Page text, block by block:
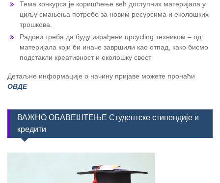
Тема конкурса је коришћење већ доступних материјала у
циљу смањења потребе за новим ресурсима и еколошких
трошкова.
Радови треба да буду израђени upcycling техником – од
материјала који би иначе завршили као отпад, како бисмо
подстакли креативност и еколошку свест
Детаљне информације о начину пријаве можете пронаћи
ОВДЕ
ВАЖНО ОБАВЕШТЕЊЕ Студентске стипендије и
кредити